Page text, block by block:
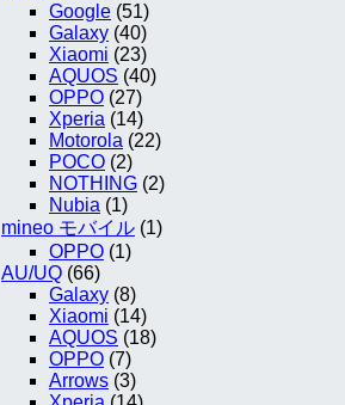
Google (51)
Galaxy (40)
Xiaomi (23)
AQUOS (40)
OPPO (27)
Xperia (14)
Motorola (22)
POCO (2)
NOTHING (2)
Nubia (1)
mineo モバイル (1)
OPPO (1)
AU/UQ (66)
Galaxy (8)
Xiaomi (14)
AQUOS (18)
OPPO (7)
Arrows (3)